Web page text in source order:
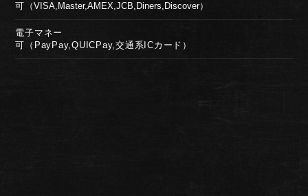
可 （VISA,Master,AMEX,JCB,Diners,Discover）
電子マネー
可（PayPay,QUICPay,交通系ICカード）